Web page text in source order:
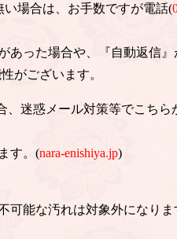
場合は、お手数ですが電話(
あった場合や、『自動返信
がございます。
迷惑メール対策等でこちら
す。(nara-enishiya.jp)
可能な汚れは対象外になり